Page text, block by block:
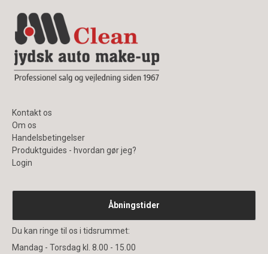
Kontakt os
Om os
Handelsbetingelser
Produktguides - hvordan gør jeg?
Login
Åbningstider
Du kan ringe til os i tidsrummet:
Mandag - Torsdag kl. 8.00 - 15.00